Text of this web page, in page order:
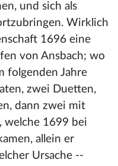
und sich als
Wirklich
1696 eine
von Ansbach; wo
folgenden Jahre
zwei Duetten,
dann zwei mit
welche 1699 bei
allein er
Ursache --